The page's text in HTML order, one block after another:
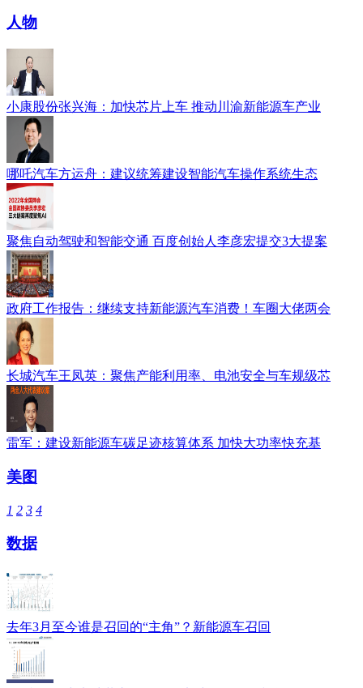
人物
小康股份张兴海：加快芯片上车 推动川渝新能源车产业
哪吒汽车方运舟：建议统筹建设智能汽车操作系统生态
聚焦自动驾驶和智能交通 百度创始人李彦宏提交3大提案
政府工作报告：继续支持新能源汽车消费！车圈大佬两会
长城汽车王凤英：聚焦产能利用率、电池安全与车规级芯
雷军：建设新能源车碳足迹核算体系 加快大功率快充基
美图
1 2 3 4
数据
去年3月至今谁是召回的“主角”？新能源车召回